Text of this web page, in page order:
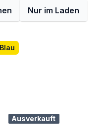
Nur im Laden
Ausverkauft